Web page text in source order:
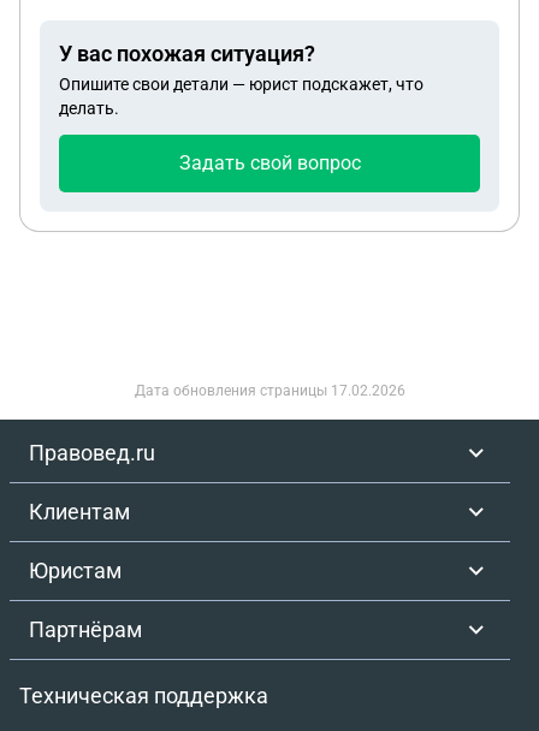
У вас похожая ситуация?
Опишите свои детали — юрист подскажет, что
делать.
Задать свой вопрос
Дата обновления страницы 17.02.2026
Правовед.ru
Клиентам
Юристам
Партнёрам
Техническая поддержка